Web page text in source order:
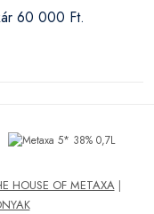
60 000 Ft.
HOUSE OF METAXA|